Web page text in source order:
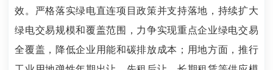
效。严格落实绿电直连项目政策并支持落地，持续扩大
绿电交易规模和覆盖范围，力争实现重点企业绿电交易
全覆盖，降低企业用能和碳排放成本；用地方面，推行